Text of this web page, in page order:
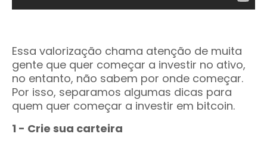
Essa valorização chama atenção de muita
gente que quer começar a investir no ativo,
no entanto, não sabem por onde começar.
Por isso, separamos algumas dicas para
quem quer começar a investir em bitcoin.
1 - Crie sua carteira